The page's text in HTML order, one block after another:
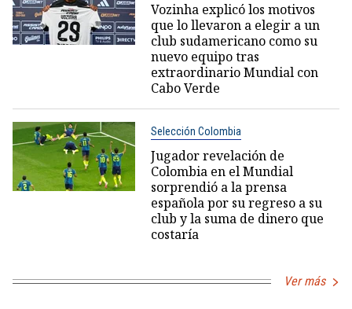
Vozinha explicó los motivos
que lo llevaron a elegir a un
club sudamericano como su
nuevo equipo tras
extraordinario Mundial con
Cabo Verde
Selección Colombia
Jugador revelación de
Colombia en el Mundial
sorprendió a la prensa
española por su regreso a su
club y la suma de dinero que
costaría
Ver más